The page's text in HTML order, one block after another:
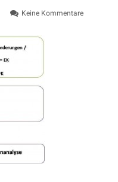
Keine Kommentare